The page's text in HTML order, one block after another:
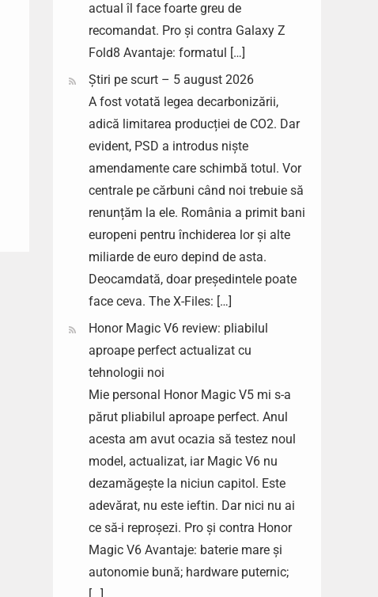
actual îl face foarte greu de
recomandat. Pro și contra Galaxy Z
Fold8 Avantaje: formatul […]
Știri pe scurt – 5 august 2026
A fost votată legea decarbonizării,
adică limitarea producției de CO2. Dar
evident, PSD a introdus niște
amendamente care schimbă totul. Vor
centrale pe cărbuni când noi trebuie să
renunțăm la ele. România a primit bani
europeni pentru închiderea lor și alte
miliarde de euro depind de asta.
Deocamdată, doar președintele poate
face ceva. The X-Files: […]
Honor Magic V6 review: pliabilul
aproape perfect actualizat cu
tehnologii noi
Mie personal Honor Magic V5 mi s-a
părut pliabilul aproape perfect. Anul
acesta am avut ocazia să testez noul
model, actualizat, iar Magic V6 nu
dezamăgește la niciun capitol. Este
adevărat, nu este ieftin. Dar nici nu ai
ce să-i reproșezi. Pro și contra Honor
Magic V6 Avantaje: baterie mare și
autonomie bună; hardware puternic;